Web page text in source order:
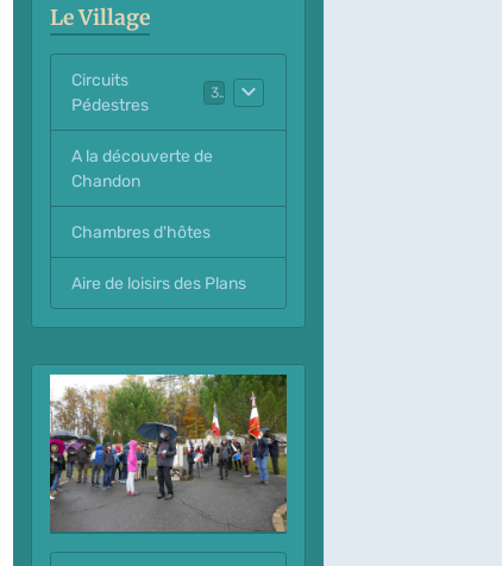
Le Village
Circuits
Pédestres
3
A la découverte de
Chandon
Chambres d'hôtes
Aire de loisirs des Plans